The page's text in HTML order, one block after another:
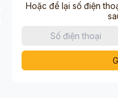
Hoặc để lại số điện